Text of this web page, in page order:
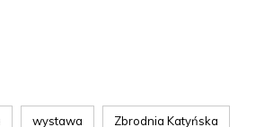
wystawa Zbrodnia Katyńska